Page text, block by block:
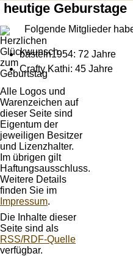
heutige Geburstage
Folgende Mitglieder
basteln1954: 72 Jahre
Crafty Kathi: 45 Jahre
Alle Logos und
Warenzeichen auf
dieser Seite sind
Eigentum der
jeweiligen Besitzer
und Lizenzhalter.
Im übrigen gilt
Haftungsausschluss.
Weitere Details
finden Sie im
Impressum.
Die Inhalte dieser
Seite sind als
RSS/RDF-Quelle
verfügbar.